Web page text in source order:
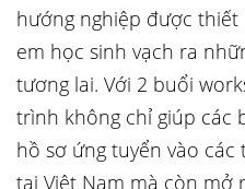
hướng nghiệp được
em học sinh vạch ra
tương lai. Với 2 buổi
trình không chỉ giúp các
hồ sơ ứng tuyển vào
tại Việt Nam mà còn mở